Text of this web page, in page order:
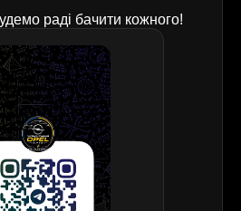
раді бачити кожного!